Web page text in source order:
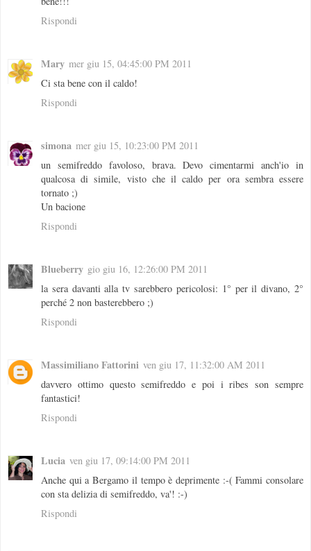
Rispondi
Mary mer giu 15, 04:45:00 PM 2011
Ci sta bene con il caldo!
Rispondi
simona mer giu 15, 10:23:00 PM 2011
un semifreddo favoloso, brava. Devo cimentarmi anch'io in
qualcosa di simile, visto che il caldo per ora sembra essere
tornato ;)
Un bacione
Rispondi
Blueberry gio giu 16, 12:26:00 PM 2011
la sera davanti alla tv sarebbero pericolosi: 1° per il divano, 2°
perché 2 non basterebbero ;)
Rispondi
Massimiliano Fattorini ven giu 17, 11:32:00 AM 2011
davvero ottimo questo semifreddo e poi i ribes son sempre
fantastici!
Rispondi
Lucia ven giu 17, 09:14:00 PM 2011
Anche qui a Bergamo il tempo è deprimente :-( Fammi consolare
con sta delizia di semifreddo, va'! :-)
Rispondi